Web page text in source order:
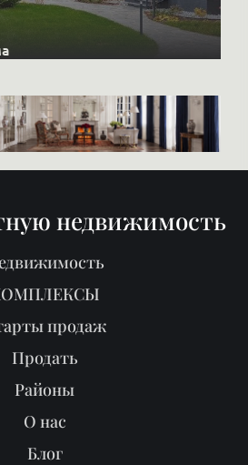
недвижимость
продаж
Продать
Районы
О нас
Блог